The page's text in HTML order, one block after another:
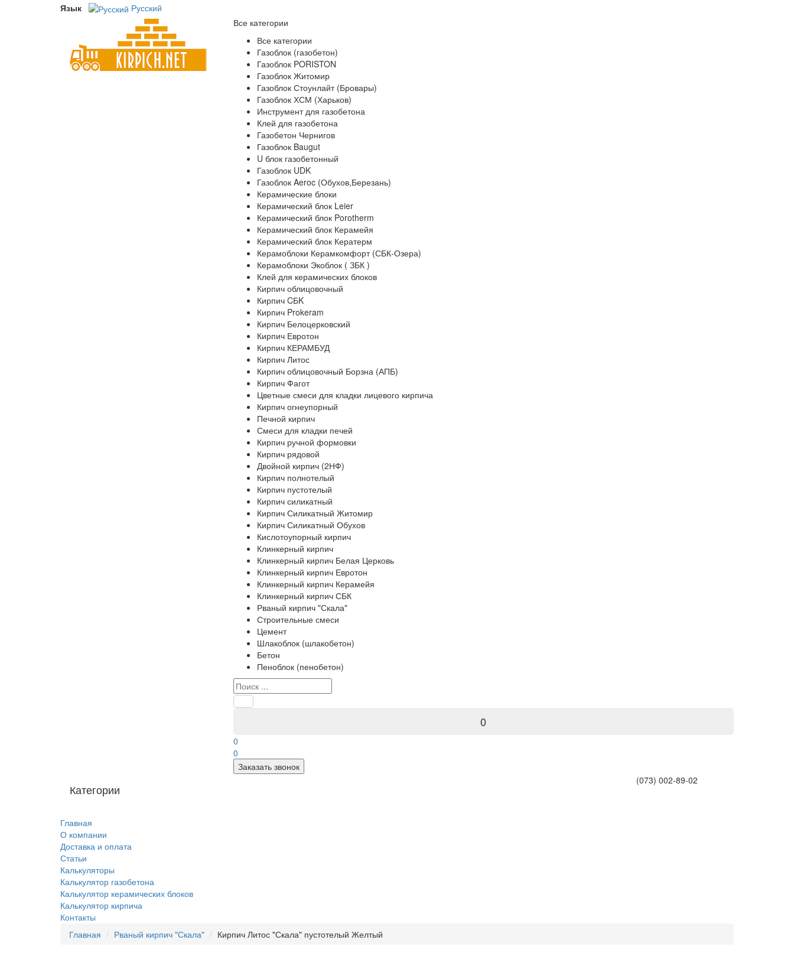
Язык
Русский
Все категории
Все категории
Газоблок (газобетон)
Газоблок PORISTON
Газоблок Житомир
Газоблок Стоунлайт (Бровары)
Газоблок ХСМ (Харьков)
Инструмент для газобетона
Клей для газобетона
Газобетон Чернигов
Газоблок Baugut
U блок газобетонный
Газоблок UDK
Газоблок Aeroc (Обухов,Березань)
Керамические блоки
Керамический блок Leier
Керамический блок Porotherm
Керамический блок Керамейя
Керамический блок Кератерм
Керамоблоки Керамкомфорт (СБК-Озера)
Керамоблоки Экоблок ( ЗБК )
Клей для керамических блоков
Кирпич облицовочный
Кирпич CБK
Кирпич Prokeram
Кирпич Белоцерковский
Кирпич Евротон
Кирпич КЕРАМБУД
Кирпич Литос
Кирпич облицовочный Борзна (АПБ)
Кирпич Фагот
Цветные смеси для кладки лицевого кирпича
Кирпич огнеупорный
Печной кирпич
Смеси для кладки печей
Кирпич ручной формовки
Кирпич рядовой
Двойной кирпич (2НФ)
Кирпич полнотелый
Кирпич пустотелый
Кирпич силикатный
Кирпич Силикатный Житомир
Кирпич Силикатный Обухов
Кислотоупорный кирпич
Клинкерный кирпич
Клинкерный кирпич Белая Церковь
Клинкерный кирпич Евротон
Клинкерный кирпич Керамейя
Клинкерный кирпич СБК
Рваный кирпич "Скала"
Строительные смеси
Цемент
Шлакоблок (шлакобетон)
Бетон
Пеноблок (пенобетон)
0
0
0
Заказать звонок
Категории
Главная
О компании
Доставка и оплата
Статьи
Калькуляторы
Калькулятор газобетона
Калькулятор керамических блоков
Калькулятор кирпича
Контакты
(073) 002-89-02
Главная Рваный кирпич "Скала" Кирпич Литос "Скала" пустотелый Желтый